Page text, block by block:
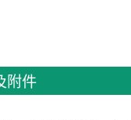
附件